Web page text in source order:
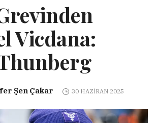
Vicdana:
Şen Çakar 30 HAZIRAN 2025